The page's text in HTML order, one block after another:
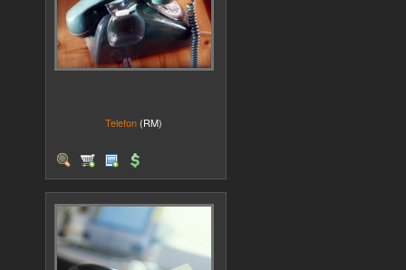
Telefon (RM)